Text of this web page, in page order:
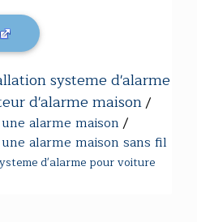
systeme d'alarme
d'alarme maison/
alarme maison/
alarme maison sans fil
d'alarme pour voiture